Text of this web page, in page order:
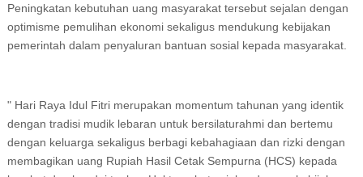
Peningkatan kebutuhan uang masyarakat tersebut sejalan dengan
optimisme pemulihan ekonomi sekaligus mendukung kebijakan
pemerintah dalam penyaluran bantuan sosial kepada masyarakat.
" Hari Raya Idul Fitri merupakan momentum tahunan yang identik
dengan tradisi mudik lebaran untuk bersilaturahmi dan bertemu
dengan keluarga sekaligus berbagi kebahagiaan dan rizki dengan
membagikan uang Rupiah Hasil Cetak Sempurna (HCS) kepada